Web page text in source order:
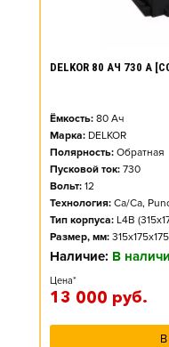
DELKOR 80 АЧ 730 А
Ёмкость: 80 Ач
Марка: DELKOR
Полярность: Обратная
Пусковой ток: 730
Вольт: 12
Технология: Ca/Ca,
Тип корпуса: L4B
Размер, мм: 315x175x175
Наличие: В
Цена*
13 000 руб.